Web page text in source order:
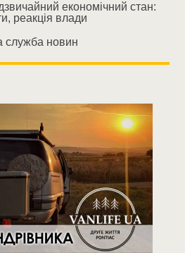
економічний стан:
реакція влади
служба новин